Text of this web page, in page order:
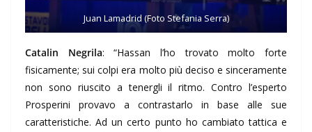
Juan Lamadrid (Foto Stefania Serra)
Catalin Negrila: “Hassan l’ho trovato molto forte
fisicamente; sui colpi era molto più deciso e sinceramente
non sono riuscito a tenergli il ritmo. Contro l’esperto
Prosperini provavo a contrastarlo in base alle sue
caratteristiche. Ad un certo punto ho cambiato tattica e